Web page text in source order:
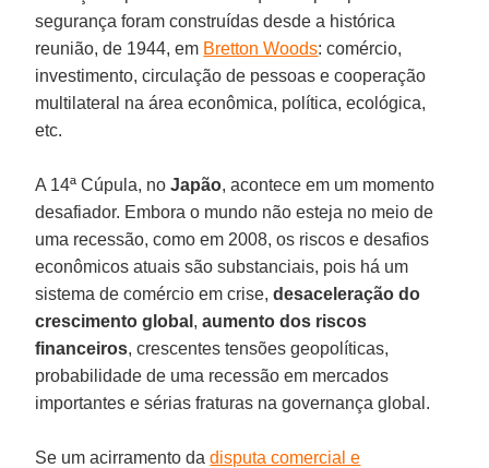
segurança foram construídas desde a histórica
reunião, de 1944, em Bretton Woods: comércio,
investimento, circulação de pessoas e cooperação
multilateral na área econômica, política, ecológica,
etc.
A 14ª Cúpula, noJapão, acontece em um momento
desafiador. Embora o mundo não esteja no meio de
uma recessão, como em 2008, os riscos e desafios
econômicos atuais são substanciais, pois há um
sistema de comércio em crise,desaceleração do
crescimento global ,aumento dos riscos
financeiros, crescentes tensões geopolíticas,
probabilidade de uma recessão em mercados
importantes e sérias fraturas na governança global.
Se um acirramento dadisputa comercial e